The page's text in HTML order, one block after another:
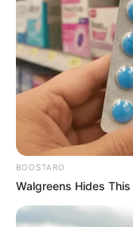
BOOSTARO
Walgreens Hides